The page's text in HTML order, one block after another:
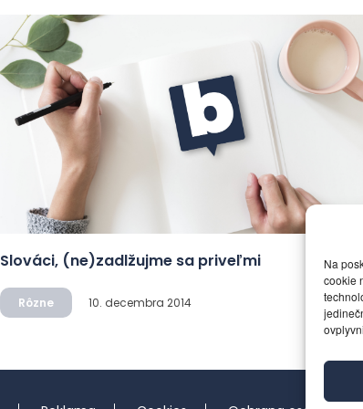
Na
cookie
Slováci, (ne)zadlžujme sa priveľmi
Rôzne 10. decembra 2014